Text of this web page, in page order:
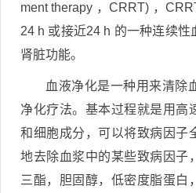
ment therapy ，CRRT) ，
24 h 或接近24 h 的一种连续
肾脏功能。
血液净化是一种用来清除
净化疗法。基本过程就是用高
和细胞成分，可以将致病因子
地去除血浆中的某些致病因子
三酯，胆固醇，低密度脂蛋白